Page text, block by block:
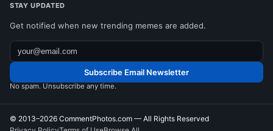
STAY UPDATED
Get notified when new trending memes are added.
Subscribe Email Newsletter
No spam. Unsubscribe any time.
© 2013–2026 CommentPhotos.com — All Rights Reserved